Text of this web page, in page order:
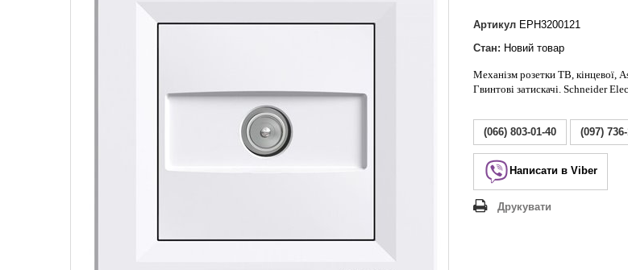
Legrand SUNO
Legrand Valena Life
Lezard Deriy
Артикул EPH3200121
Стан: Новий товар
Механізм розетки ТВ, кінцевої,
Гвинтові затискачі. Schneider
(066) 803-01-40 (097)
Написати в Viber
Друкувати